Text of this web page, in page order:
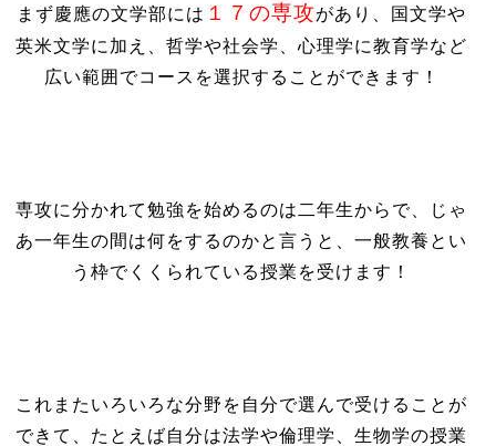
まず慶應の文学部には １７の専攻があり、国文学や
英米文学に加え、哲学や社会学、心理学に教育学など
広い範囲でコースを選択することができます！
専攻に分かれて勉強を始めるのは二年生からで、じゃ
あ一年生の間は何をするのかと言うと、一般教養とい
う枠でくくられている授業を受けます！
これまたいろいろな分野を自分で選んで受けることが
できて、たとえば自分は法学や倫理学、生物学の授業